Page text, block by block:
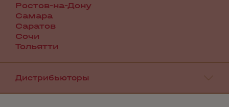
Ростов-на-Дону
Самара
Саратов
Сочи
Тольятти
Дистрибьюторы